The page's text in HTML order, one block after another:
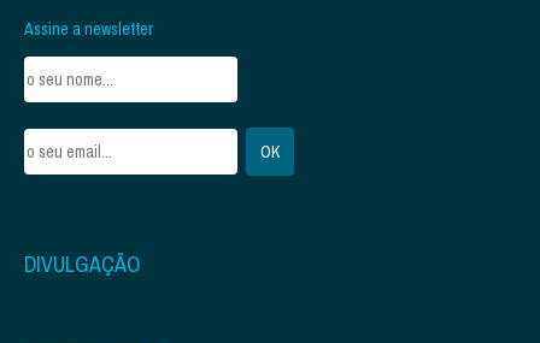
Assine a newsletter
DIVULGAÇÃO